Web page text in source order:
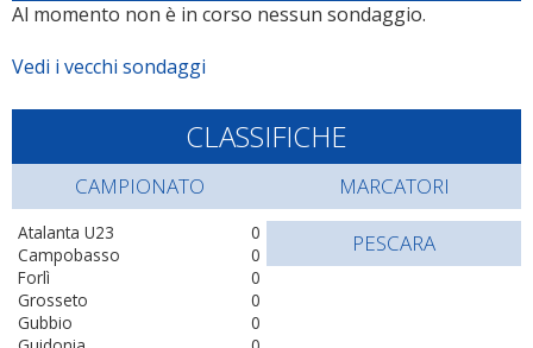
Al momento non è in corso nessun sondaggio.
Vedi i vecchi sondaggi
CLASSIFICHE
CAMPIONATO
0
Atalanta U23
0
Campobasso
0
Forlì
0
Grosseto
0
Gubbio
MARCATORI
PESCARA